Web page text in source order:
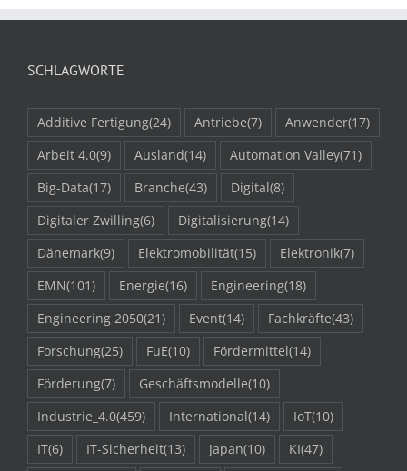
SCHLAGWORTE
Additive Fertigung(24) Antriebe(7) Anwender(17)
Arbeit 4.0(9) Ausland(14) Automation Valley(71)
Big-Data(17) Branche(43) Digital(8)
Digitaler Zwilling(6) Digitalisierung(14)
Dänemark(9) Elektromobilität(15) Elektronik(7)
EMN(101) Energie(16) Engineering(18)
Engineering 2050(21) Event(14) Fachkräfte(43)
Forschung(25) FuE(10) Fördermittel(14)
Förderung(7) Geschäftsmodelle(10)
Industrie_4.0(459) International(14) IoT(10)
IT(6) IT-Sicherheit(13) Japan(10) KI(47)